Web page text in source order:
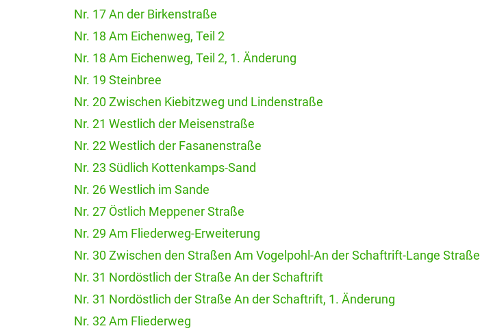
Nr. 17 An der Birkenstraße
Nr. 18 Am Eichenweg, Teil 2
Nr. 18 Am Eichenweg, Teil 2, 1. Änderung
Nr. 19 Steinbree
Nr. 20 Zwischen Kiebitzweg und Lindenstraße
Nr. 21 Westlich der Meisenstraße
Nr. 22 Westlich der Fasanenstraße
Nr. 23 Südlich Kottenkamps-Sand
Nr. 26 Westlich im Sande
Nr. 27 Östlich Meppener Straße
Nr. 29 Am Fliederweg-Erweiterung
Nr. 30 Zwischen den Straßen Am Vogelpohl-An der Schaftrift-Lange Straße
Nr. 31 Nordöstlich der Straße An der Schaftrift
Nr. 31 Nordöstlich der Straße An der Schaftrift, 1. Änderung
Nr. 32 Am Fliederweg